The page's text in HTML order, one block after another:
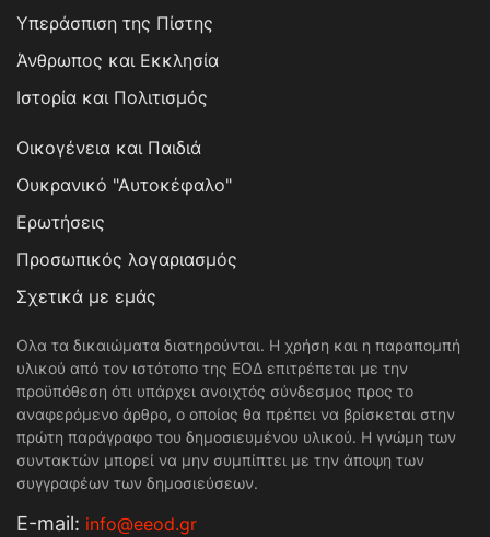
Υπεράσπιση της Πίστης
Άνθρωπος και Εκκλησία
Ιστορία και Πολιτισμός
Οικογένεια και Παιδιά
Ουκρανικό "Αυτοκέφαλο"
Ερωτήσεις
Προσωπικός λογαριασμός
Σχετικά με εμάς
Ολα τα δικαιώματα διατηρούνται. Η χρήση και η παραπομπή
υλικού από τον ιστότοπο της ΕΟΔ επιτρέπεται με την
προϋπόθεση ότι υπάρχει ανοιχτός σύνδεσμος προς το
αναφερόμενο άρθρο, ο οποίος θα πρέπει να βρίσκεται στην
πρώτη παράγραφο του δημοσιευμένου υλικού. Η γνώμη των
συντακτών μπορεί να μην συμπίπτει με την άποψη των
συγγραφέων των δημοσιεύσεων.
Е-mail: info@eeod.gr